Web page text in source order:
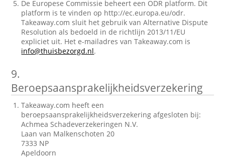
De Europese Commissie beheert een ODR platform. Dit
platform is te vinden op http://ec.europa.eu/odr.
Takeaway.com sluit het gebruik van Alternative Dispute
Resolution als bedoeld in de richtlijn 2013/11/EU
expliciet uit. Het e-mailadres van Takeaway.com is
info@thuisbezorgd.nl.
9.
Beroepsaansprakelijkheidsverzekering
Takeaway.com heeft een
beroepsaansprakelijkheidsverzekering afgesloten bij:
Achmea Schadeverzekeringen N.V.
Laan van Malkenschoten 20
7333 NP
Apeldoorn